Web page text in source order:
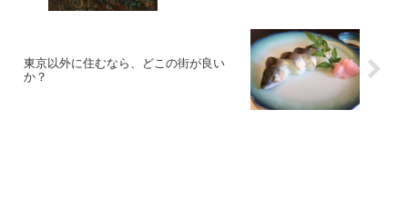
東京以外に住むなら、どこの街が良い
か？